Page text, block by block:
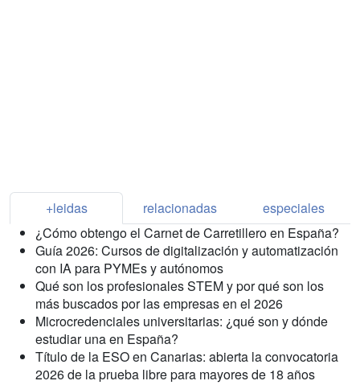
+leidas relacionadas
especiales
¿Cómo obtengo el Carnet de Carretillero en España?
Guía 2026: Cursos de digitalización y automatización
con IA para PYMEs y autónomos
Qué son los profesionales STEM y por qué son los
más buscados por las empresas en el 2026
Microcredenciales universitarias: ¿qué son y dónde
estudiar una en España?
Título de la ESO en Canarias: abierta la convocatoria
2026 de la prueba libre para mayores de 18 años